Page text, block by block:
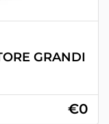
GRANDI
€0